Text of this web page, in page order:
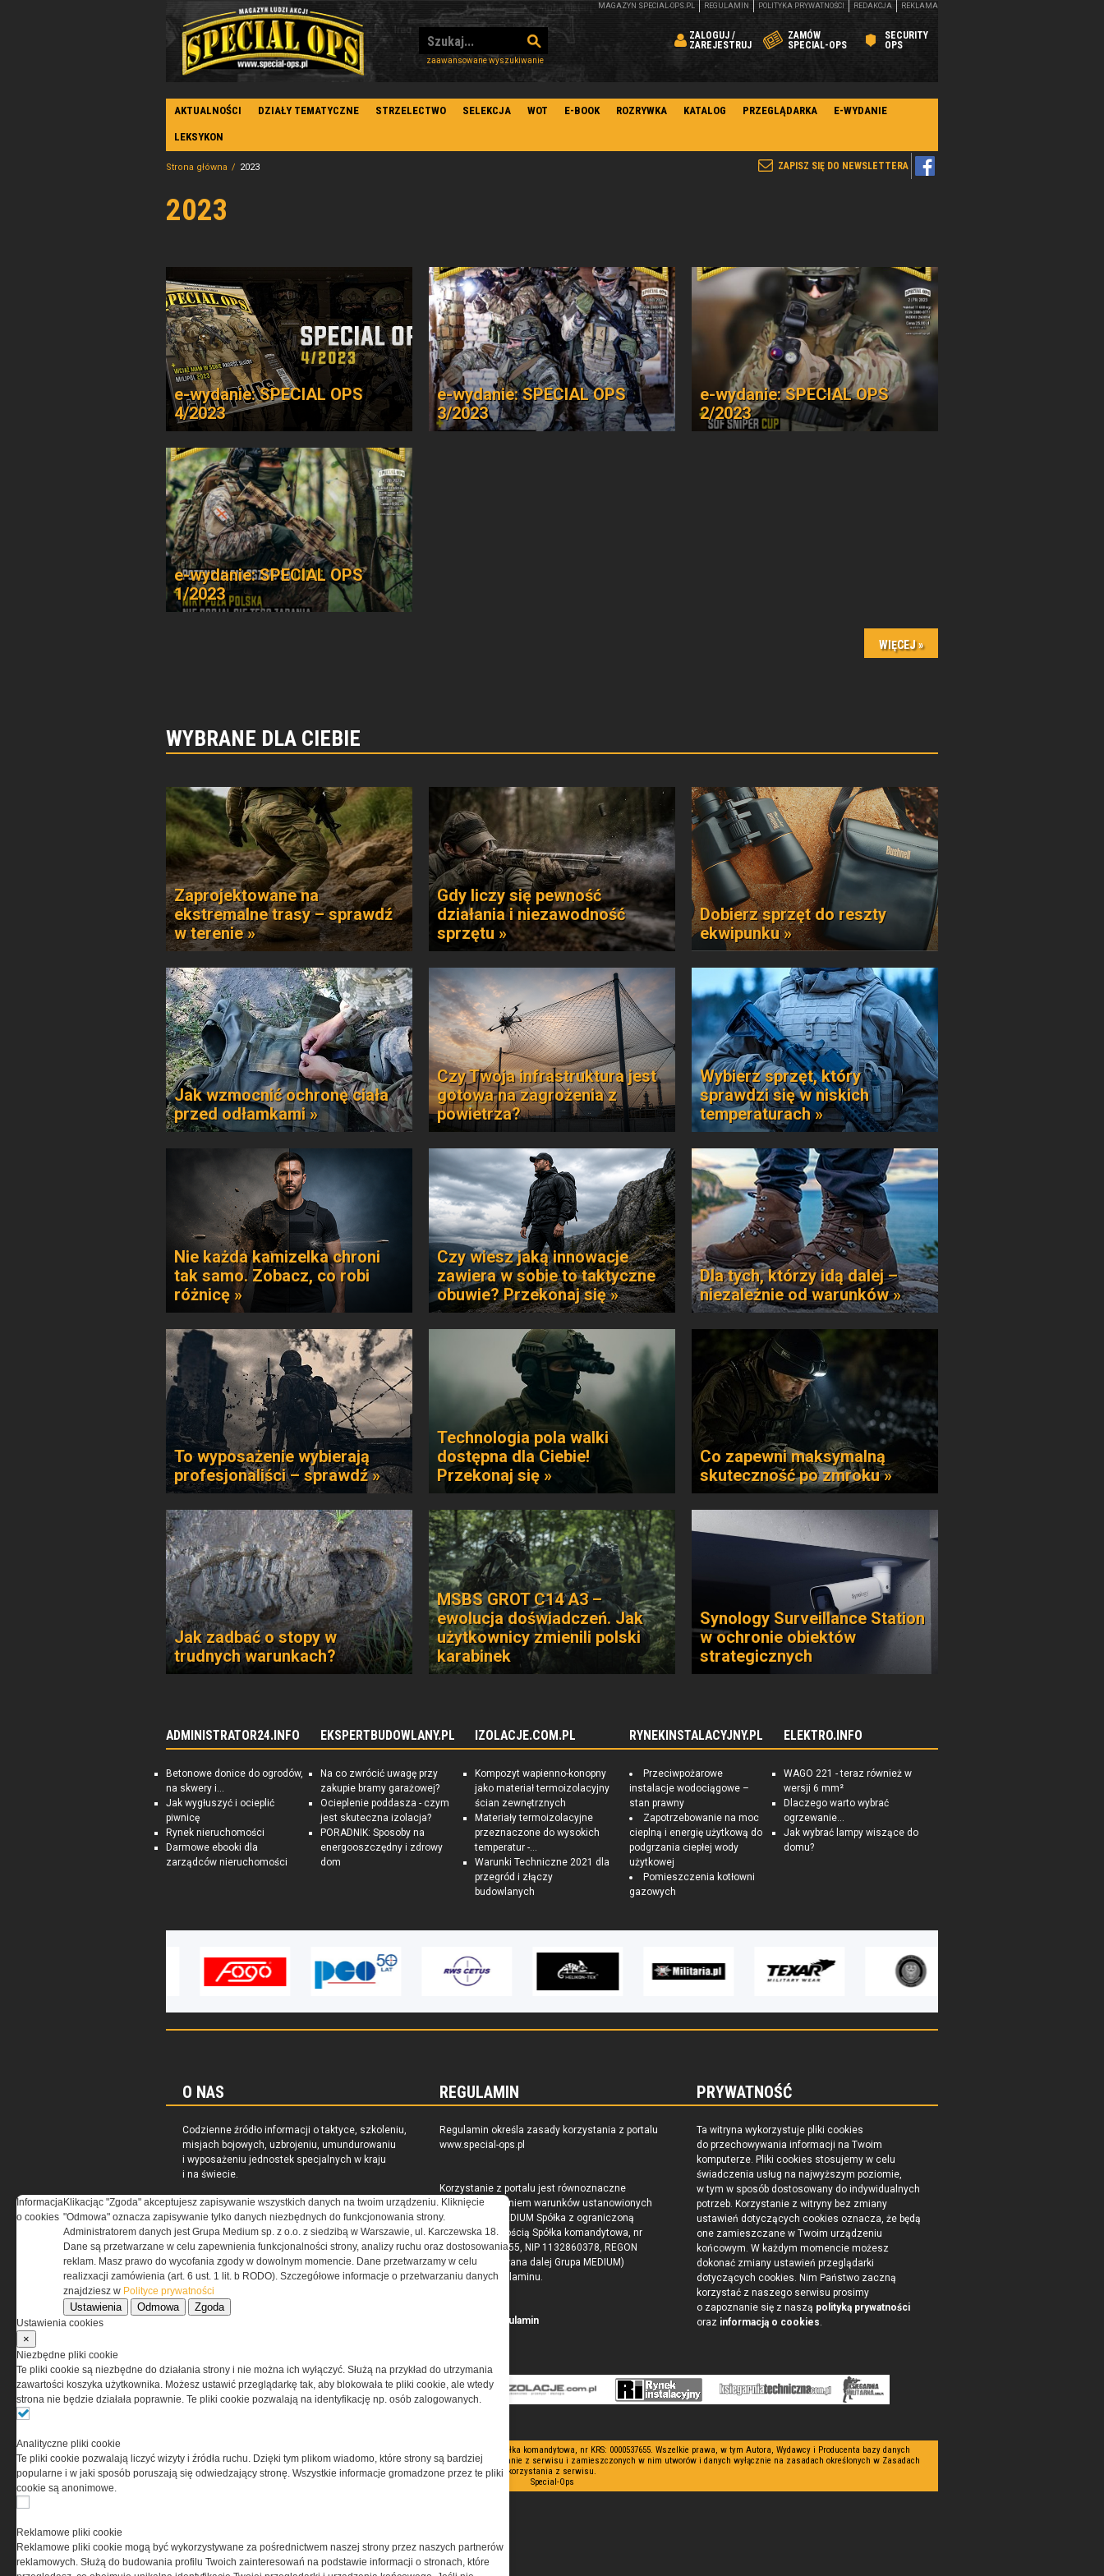
zaawansowane wyszukiwanie
ZALOGUJ /
ZAREJESTRUJ
ZAMÓW
SPECIAL-OPS
SECURITY
OPS
MAGAZYN SPECIAL-OPS.PL REGULAMIN POLITYKA PRYWATNOŚCI REDAKCJA REKLAMA
AKTUALNOŚCI DZIAŁY TEMATYCZNE STRZELECTWO SELEKCJA WOT E-BOOK ROZRYWKA KATALOG PRZEGLĄDARKA E-WYDANIE
LEKSYKON
ZAPISZ SIĘ DO NEWSLETTERA
Strona główna 2023
2023
e-wydanie: SPECIAL OPS
4/2023
e-wydanie: SPECIAL OPS
3/2023
e-wydanie: SPECIAL OPS
2/2023
e-wydanie: SPECIAL OPS
1/2023
WYBRANE DLA CIEBIE
Zaprojektowane na
ekstremalne trasy – sprawdź
w terenie »
Gdy liczy się pewność
działania i niezawodność
sprzętu »
Dobierz sprzęt do reszty
ekwipunku »
Jak wzmocnić ochronę ciała
przed odłamkami »
Czy Twoja infrastruktura jest
gotowa na zagrożenia z
powietrza?
Wybierz sprzęt, który
sprawdzi się w niskich
temperaturach »
Nie każda kamizelka chroni
tak samo. Zobacz, co robi
różnicę »
Czy wiesz jaką innowacje
zawiera w sobie to taktyczne
obuwie? Przekonaj się »
Dla tych, którzy idą dalej –
niezależnie od warunków »
To wyposażenie wybierają
profesjonaliści – sprawdź »
Technologia pola walki
dostępna dla Ciebie!
Przekonaj się »
Co zapewni maksymalną
skuteczność po zmroku »
Jak zadbać o stopy w
trudnych warunkach?
MSBS GROT C14 A3 –
ewolucja doświadczeń. Jak
użytkownicy zmienili polski
karabinek
Synology Surveillance Station
w ochronie obiektów
strategicznych
ADMINISTRATOR24.INFO
Betonowe donice do ogrodów,
na skwery i...
Jak wygłuszyć i ocieplić
piwnicę
Rynek nieruchomości
Darmowe ebooki dla
zarządców nieruchomości
EKSPERTBUDOWLANY.PL
Na co zwrócić uwagę przy
zakupie bramy garażowej?
Ocieplenie poddasza - czym
jest skuteczna izolacja?
PORADNIK: Sposoby na
energooszczędny i zdrowy
dom
IZOLACJE.COM.PL
Kompozyt wapienno-konopny
jako materiał termoizolacyjny
ścian zewnętrznych
Materiały termoizolacyjne
przeznaczone do wysokich
temperatur -...
Warunki Techniczne 2021 dla
przegród i złączy
budowlanych
RYNEKINSTALACYJNY.PL
Przeciwpożarowe
instalacje wodociągowe –
stan prawny
Zapotrzebowanie na moc
cieplną i energię użytkową do
podgrzania ciepłej wody
użytkowej
Pomieszczenia kotłowni
gazowych
ELEKTRO.INFO
WAGO 221 - teraz również w
wersji 6 mm²
Dlaczego warto wybrać
ogrzewanie...
Jak wybrać lampy wiszące do
domu?
O NAS
Codzienne źródło informacji o taktyce, szkoleniu,
misjach bojowych, uzbrojeniu, umundurowaniu
i wyposażeniu jednostek specjalnych w kraju
i na świecie.
REGULAMIN
Regulamin określa zasady korzystania z portalu
www.special-ops.pl
Korzystanie z portalu jest równoznaczne
z zaakceptowaniem warunków ustanowionych
przez Grupa MEDIUM Spółka z ograniczoną
odpowiedzialnością Spółka komandytowa, nr
KRS: 0000537655, NIP 1132860378, REGON
146393437 (zwana dalej Grupa MEDIUM)
w postaci Regulaminu.
Przeczytaj regulamin
PRYWATNOŚĆ
Ta witryna wykorzystuje pliki cookies
do przechowywania informacji na Twoim
komputerze. Pliki cookies stosujemy w celu
świadczenia usług na najwyższym poziomie,
w tym w sposób dostosowany do indywidualnych
potrzeb. Korzystanie z witryny bez zmiany
ustawień dotyczących cookies oznacza, że będą
one zamieszczane w Twoim urządzeniu
końcowym. W każdym momencie możesz
dokonać zmiany ustawień przeglądarki
dotyczących cookies. Nim Państwo zaczną
korzystać z naszego serwisu prosimy
o zapoznanie się z naszą polityką prywatności
oraz informacją o cookies.
Copyright © 2004-2019 Grupa MEDIUM Spółka z ograniczoną odpowiedzialnością Spółka komandytowa, nr KRS: 0000537655. Wszelkie prawa, w tym Autora, Wydawcy i Producenta bazy danych
zastrzeżone. Jakiekolwiek dalsze rozpowszechnianie artykułów zabronione. Korzystanie z serwisu i zamieszczonych w nim utworów i danych wyłącznie na zasadach określonych w Zasadach
korzystania z serwisu.
Special-Ops
Informacja
o cookies
Klikacjąc "Zgoda" akceptujesz zapisywanie wszystkich danych na twoim urządzeniu. Kliknięcie
"Odmowa" oznacza zapisywanie tylko danych niezbędnych do funkcjonowania strony.
Administratorem danych jest Grupa Medium sp. z o.o. z siedzibą w Warszawie, ul. Karczewska 18.
Dane są przetwarzane w celu zapewnienia funkcjonalności strony, analizy ruchu oraz dostosowania
reklam. Masz prawo do wycofania zgody w dowolnym momencie. Dane przetwarzamy w celu
realizxacji zamówienia (art. 6 ust. 1 lit. b RODO). Szczegółowe informacje o przetwarzaniu danych
znajdziesz w Polityce prywatności
Ustawienia Odmowa Zgoda
Ustawienia cookies
×
Niezbędne pliki cookie
Te pliki cookie są niezbędne do działania strony i nie można ich wyłączyć. Służą na przykład do utrzymania
zawartości koszyka użytkownika. Możesz ustawić przeglądarkę tak, aby blokowała te pliki cookie, ale wtedy
strona nie będzie działała poprawnie. Te pliki cookie pozwalają na identyfikację np. osób zalogowanych.
Analityczne pliki cookie
Te pliki cookie pozwalają liczyć wizyty i źródła ruchu. Dzięki tym plikom wiadomo, które strony są bardziej
popularne i w jaki sposób poruszają się odwiedzający stronę. Wszystkie informacje gromadzone przez te pliki
cookie są anonimowe.
Reklamowe pliki cookie
Reklamowe pliki cookie mogą być wykorzystywane za pośrednictwem naszej strony przez naszych partnerów
reklamowych. Służą do budowania profilu Twoich zainteresowań na podstawie informacji o stronach, które